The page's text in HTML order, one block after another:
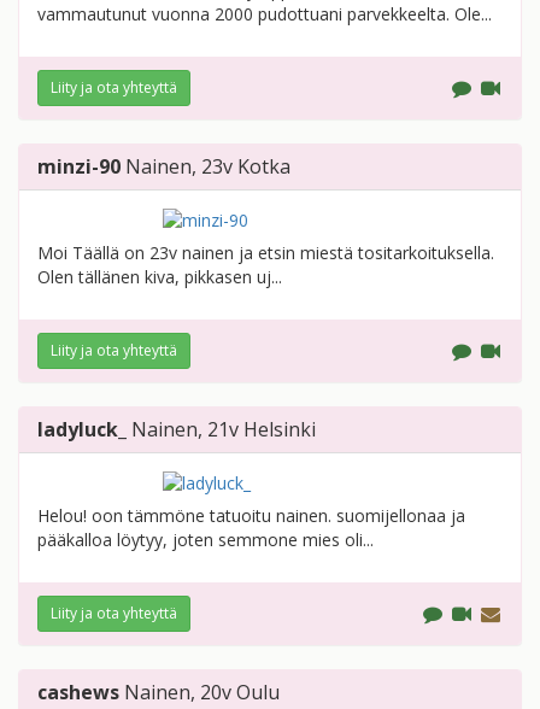
vammautunut vuonna 2000 pudottuani parvekkeelta. Ole...
Liity ja ota yhteyttä
minzi-90 Nainen, 23v Kotka
Moi Täällä on 23v nainen ja etsin miestä tositarkoituksella.
Olen tällänen kiva, pikkasen uj...
Liity ja ota yhteyttä
ladyluck_ Nainen, 21v Helsinki
Helou! oon tämmöne tatuoitu nainen. suomijellonaa ja
pääkalloa löytyy, joten semmone mies oli...
Liity ja ota yhteyttä
cashews Nainen, 20vOulu